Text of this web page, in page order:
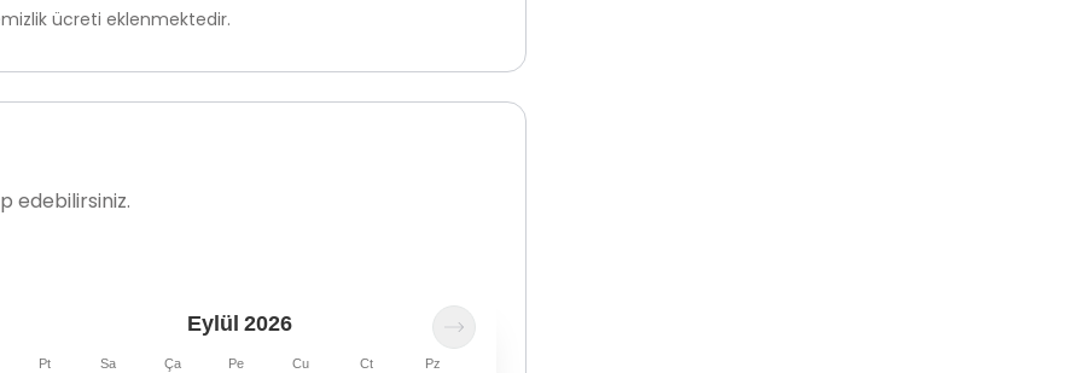
ücreti eklenmektedir.
edebilirsiniz.
Eylül 2026
Pt Sa Ça Pe Cu Ct Pz